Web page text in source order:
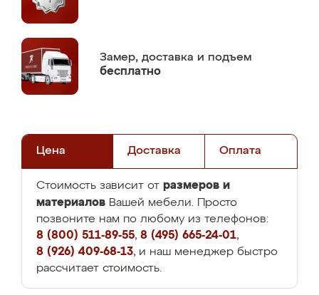
Замер, доставка и подъем
бесплатно
Цена Доставка Оплата
Стоимость зависит от размеров и
материалов Вашей мебели. Просто
позвоните нам по любому из телефонов:
8 (800) 511-89-55, 8 (495) 665-24-01,
8 (926) 409-68-13, и наш менеджер быстро
рассчитает стоимость.